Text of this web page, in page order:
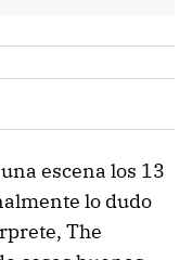
escena los 13
lo dudo
The